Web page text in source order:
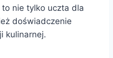
nie tylko uczta dla
doświadczenie
kulinarnej.